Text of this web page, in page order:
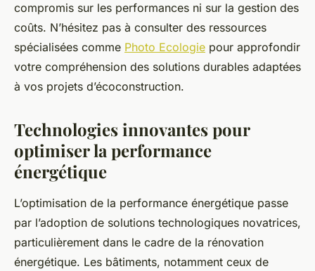
compromis sur les performances ni sur la gestion des
coûts. N’hésitez pas à consulter des ressources
spécialisées comme Photo Ecologie pour approfondir
votre compréhension des solutions durables adaptées
à vos projets d’écoconstruction.
Technologies innovantes pour
optimiser la performance
énergétique
L’optimisation de la performance énergétique passe
par l’adoption de solutions technologiques novatrices,
particulièrement dans le cadre de la rénovation
énergétique. Les bâtiments, notamment ceux de